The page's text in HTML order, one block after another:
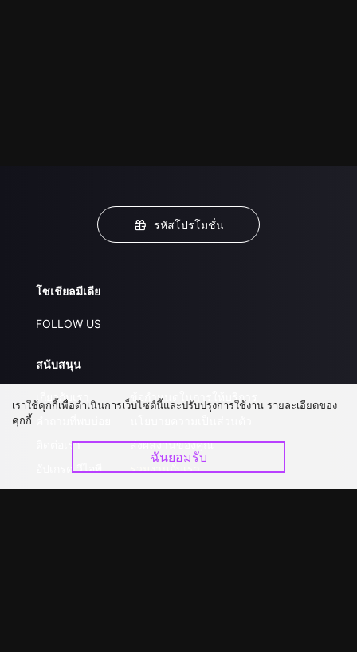
รหัสโปรโมชั่น
โซเชียลมีเดีย
FOLLOW US
สนับสนุน
เกี่ยวกับเรา
ติดต่อเรา
อัปเกรด วีไอพี
ข้อกำหนดในการให้บริการ
ส่งผลงานของคุณ
ร่วมงานกับเรา
เราใช้คุกกี้เพื่อดำเนินการเว็บไซต์นี้และปรับปรุงการใช้งาน รายละเอียดของ
คุกกี้
ฉันยอมรับ